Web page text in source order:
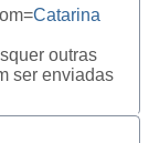
Catarina
outras
ser enviadas